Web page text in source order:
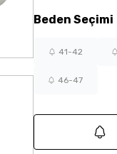
Beden Seçimi
41-42
46-47